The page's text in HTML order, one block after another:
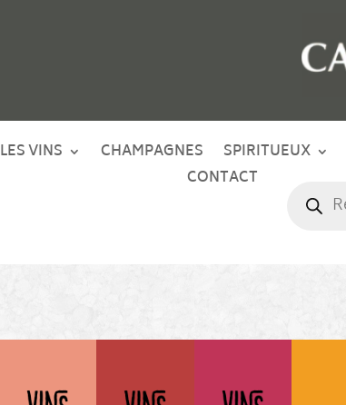
LES VINS CHAMPAGNES SPIRITUEUX
CONTACT
produits